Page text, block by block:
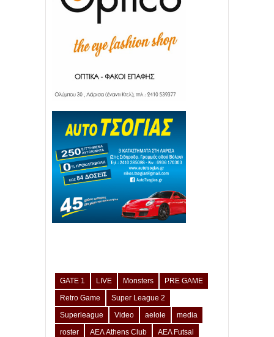
GATE 1 LIVE Monsters
PRE GAME
Retro Game
Super League 2
Superleague
Video aelole
media
roster
ΑΕΛ Athens Club ΑΕΛ Futsal